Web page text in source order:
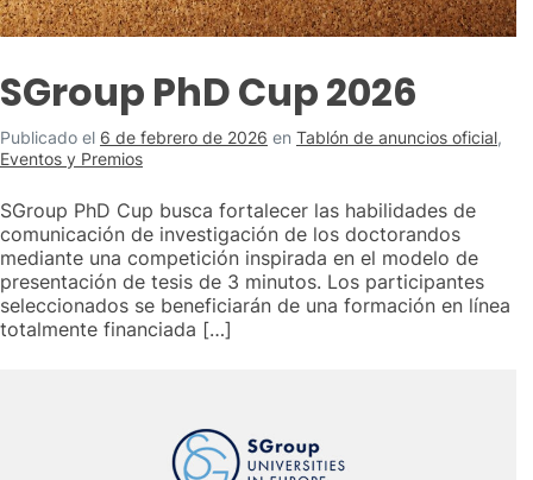
SGroup PhD Cup 2026
Publicado el 6 de febrero de 2026 en Tablón de anuncios oficial,
Eventos y Premios
SGroup PhD Cup busca fortalecer las habilidades de
comunicación de investigación de los doctorandos
mediante una competición inspirada en el modelo de
presentación de tesis de 3 minutos. Los participantes
seleccionados se beneficiarán de una formación en línea
totalmente financiada […]